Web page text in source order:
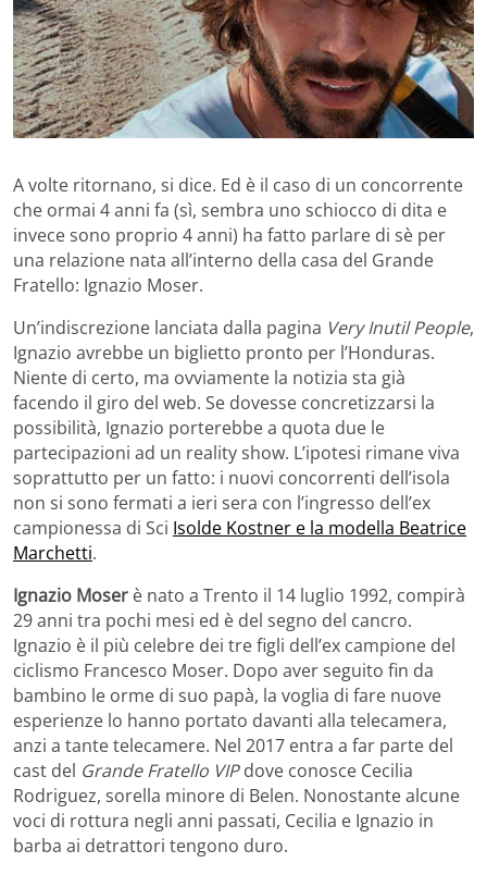
A volte ritornano, si dice. Ed è il caso di un concorrente
che ormai 4 anni fa (sì, sembra uno schiocco di dita e
invece sono proprio 4 anni) ha fatto parlare di sè per
una relazione nata all’interno della casa del Grande
Fratello: Ignazio Moser.
Un’indiscrezione lanciata dalla pagina Very Inutil People,
Ignazio avrebbe un biglietto pronto per l’Honduras.
Niente di certo, ma ovviamente la notizia sta già
facendo il giro del web. Se dovesse concretizzarsi la
possibilità, Ignazio porterebbe a quota due le
partecipazioni ad un reality show. L’ipotesi rimane viva
soprattutto per un fatto: i nuovi concorrenti dell’isola
non si sono fermati a ieri sera con l’ingresso dell’ex
campionessa di Sci Isolde Kostner e la modella Beatrice
Marchetti.
Ignazio Moser è nato a Trento il 14 luglio 1992, compirà
29 anni tra pochi mesi ed è del segno del cancro.
Ignazio è il più celebre dei tre figli dell’ex campione del
ciclismo Francesco Moser. Dopo aver seguito fin da
bambino le orme di suo papà, la voglia di fare nuove
esperienze lo hanno portato davanti alla telecamera,
anzi a tante telecamere. Nel 2017 entra a far parte del
cast del Grande Fratello VIPdove conosce Cecilia
Rodriguez, sorella minore di Belen. Nonostante alcune
voci di rottura negli anni passati, Cecilia e Ignazio in
barba ai detrattori tengono duro.